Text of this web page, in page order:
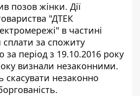
позов жінки. Дії
"ДТЕК
в частині
за спожиту
за період з 19.10.2016 року
визнали незаконними.
скасувати незаконно